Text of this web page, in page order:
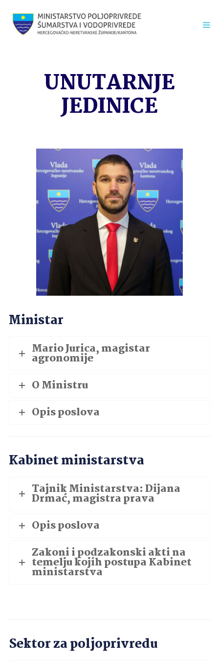
UNUTARNJE
JEDINICE
Ministar
Mario Jurica, magistar
agronomije
O Ministru
Opis poslova
Kabinet ministarstva
Tajnik Ministarstva: Dijana
Drmać, magistra prava
Opis poslova
Zakoni i podzakonski akti na
temelju kojih postupa Kabinet
ministarstva
Sektor za poljoprivredu